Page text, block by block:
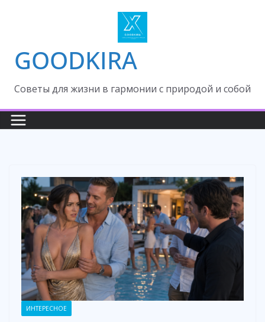
GOODKIRA
Cоветы для жизни в гармонии с природой и собой
ИНТЕРЕСНОЕ